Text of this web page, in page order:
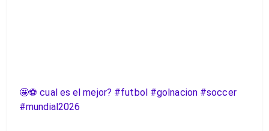
🤩⚽️ cual es el mejor? #futbol #golnacion #soccer
#mundial2026